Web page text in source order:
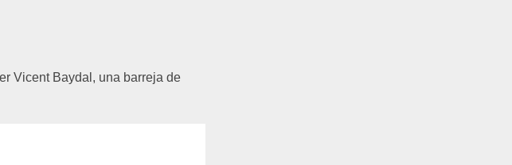
Vicent Baydal, una barreja de